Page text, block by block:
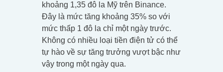
khoảng 1,35 đô la Mỹ trên Binance.
Đây là mức tăng khoảng 35% so với
mức thấp 1 đô la chỉ một ngày trước.
Không có nhiều loại tiền điện tử có thể
tự hào về sự tăng trưởng vượt bậc như
vậy trong một ngày qua.